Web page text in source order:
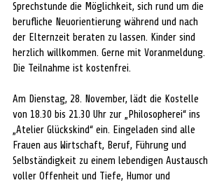
Sprechstunde die Möglichkeit, sich rund um die
berufliche Neuorientierung während und nach
der Elternzeit beraten zu lassen. Kinder sind
herzlich willkommen. Gerne mit Voranmeldung.
Die Teilnahme ist kostenfrei.
Am Dienstag, 28. November, lädt die Kostelle
von 18.30 bis 21.30 Uhr zur „Philosopherei“ ins
„Atelier Glückskind“ ein. Eingeladen sind alle
Frauen aus Wirtschaft, Beruf, Führung und
Selbständigkeit zu einem lebendigen Austausch
voller Offenheit und Tiefe, Humor und